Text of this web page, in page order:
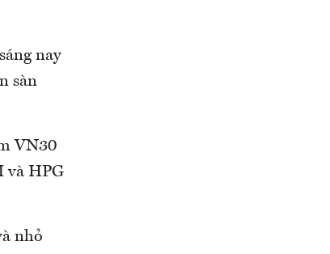
nay
sàn
VN30
và HPG
nhỏ